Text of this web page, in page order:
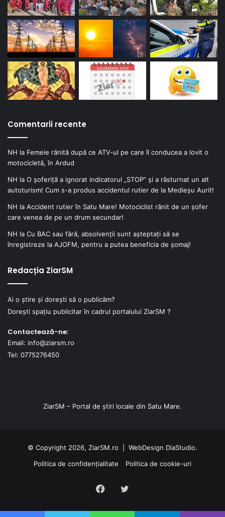
Comentarii recente
NH la Femeie rănită după ce ATV-ul pe care îl conducea a lovit o
motocicletă, în Ardud
NH la O șoferiță a ignorat indicatorul „STOP” și a răsturnat un alt
autoturism! Cum s-a produs accidentul rutier de la Medieșu Aurit!
NH la Accident rutier în Satu Mare! Motociclist rănit de un șofer
care venea de pe un drum secundar!
NH la Cu BAC sau fără, absolvenții sunt așteptați să se
înregistreze la AJOFM, pentru a putea beneficia de șomaj!
Redacția ZiarSM
Ai o știre și dorești să o publicăm?
Dorești spațiu publicitar în cadrul portalului ZiarSM ?
Contactează-ne:
Email: info@ziarsm.ro
Tel: 0775276450
ZiarSM – Portal de știri locale din Satu Mare.
© Copyright 2026, ZiarSM.ro | WebDesign DiaStudio.
Politica de confidențialitate
Politica de cookie-uri
FacebookTwitter